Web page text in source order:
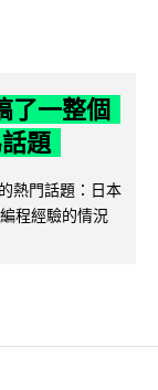
了一整個
題
熱門話題：日本
程經驗的情況